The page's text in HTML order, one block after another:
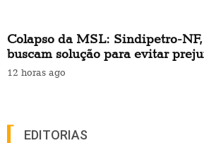
Colapso da MSL: Sindipetro-
buscam solução para evitar
12 horas ago
EDITORIAS